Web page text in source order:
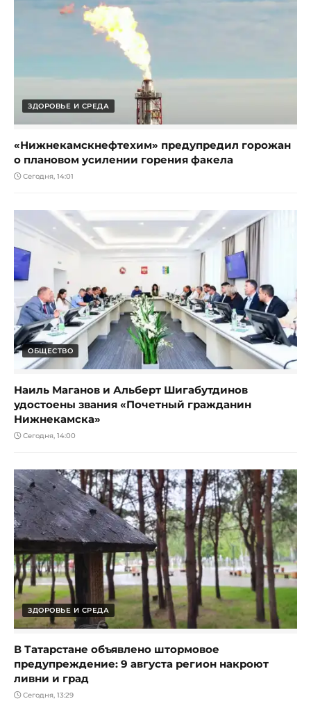
ЗДОРОВЬЕ И СРЕДА
«Нижнекамскнефтехим» предупредил горожан
о плановом усилении горения факела
Сегодня, 14:01
ОБЩЕСТВО
Наиль Маганов и Альберт Шигабутдинов
удостоены звания «Почетный гражданин
Нижнекамска»
Сегодня, 14:00
ЗДОРОВЬЕ И СРЕДА
В Татарстане объявлено штормовое
предупреждение: 9 августа регион накроют
ливни и град
Сегодня, 13:29